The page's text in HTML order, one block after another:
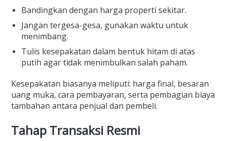
Bandingkan dengan harga properti sekitar.
Jangan tergesa-gesa, gunakan waktu untuk
menimbang.
Tulis kesepakatan dalam bentuk hitam di atas
putih agar tidak menimbulkan salah paham.
Kesepakatan biasanya meliputi: harga final, besaran
uang muka, cara pembayaran, serta pembagian biaya
tambahan antara penjual dan pembeli.
Tahap Transaksi Resmi